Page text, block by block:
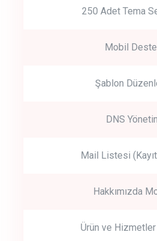
250 Adet Tema
Mobil
Şablon
DNS
Mail Listesi
Hakkımızda
Ürün ve